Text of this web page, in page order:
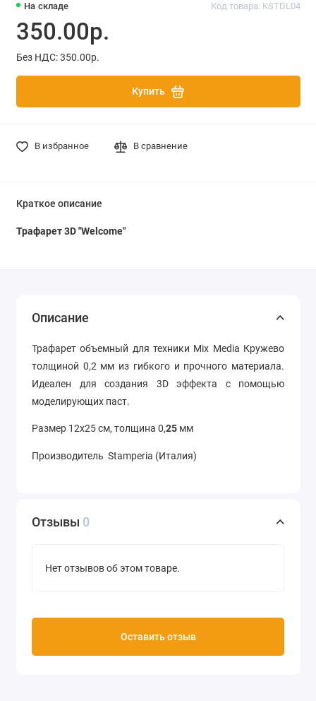
На складе Код товара: KSTDL04
350.00р.
Без НДС: 350.00р.
Купить
В избранное В сравнение
Краткое описание
Трафарет 3D "Welcome"
Описание
Трафарет объемный для техники Mix Media Кружево
толщиной 0,2 мм из гибкого и прочного материала.
Идеален для создания 3D эффекта с помощью
моделирующих паст.
Размер 12х25 см, толщина 0,25 мм
Производитель Stamperia (Италия)
Отзывы 0
Нет отзывов об этом товаре.
Оставить отзыв